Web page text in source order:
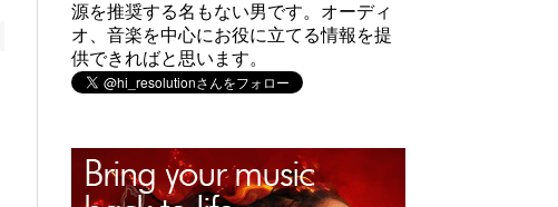
源を推奨する名もない男です。オーディ
オ、音楽を中心にお役に立てる情報を提
供できればと思います。